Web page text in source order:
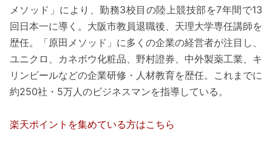
メソッド」により、勤務3校目の陸上競技部を7年間で13
回日本一に導く。大阪市教員退職後、天理大学専任講師を
歴任。「原田メソッド」に多くの企業の経営者が注目し、
ユニクロ、カネボウ化粧品、野村證券、中外製薬工業、キ
リンビールなどの企業研修・人材教育を歴任。これまでに
約250社・5万人のビジネスマンを指導している。
楽天ポイントを集めている方はこちら